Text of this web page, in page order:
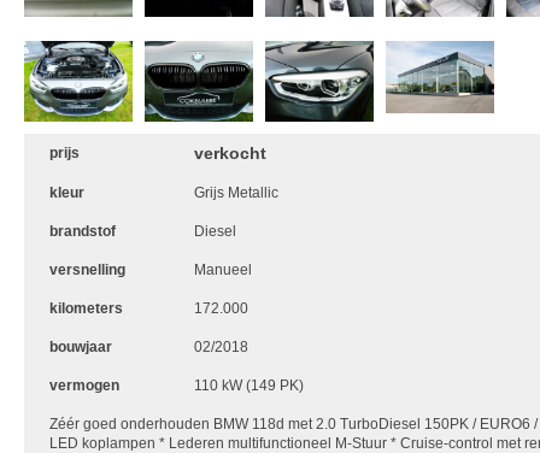
prijs verkocht
kleur Grijs Metallic
brandstof Diesel
versnelling Manueel
kilometers 172.000
bouwjaar 02/2018
vermogen 110 kW (149 PK)
Zéér goed onderhouden BMW 118d met 2.0 TurboDiesel 150PK / EURO6
LED koplampen * Lederen multifunctioneel M-Stuur * Cruise-control met